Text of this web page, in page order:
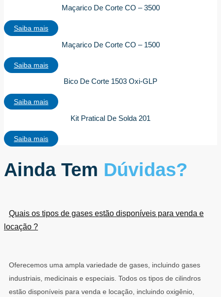
Maçarico De Corte CO – 3500
Saiba mais
Maçarico De Corte CO – 1500
Saiba mais
Bico De Corte 1503 Oxi-GLP
Saiba mais
Kit Pratical De Solda 201
Saiba mais
Ainda Tem Dúvidas?
Quais os tipos de gases estão disponíveis para venda e
locação ?
Oferecemos uma ampla variedade de gases, incluindo gases
industriais, medicinais e especiais. Todos os tipos de cilindros
estão disponíveis para venda e locação, incluindo oxigênio,